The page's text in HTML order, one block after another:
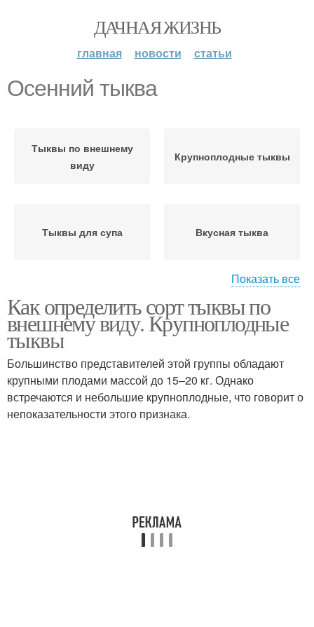
ДАЧНАЯ ЖИЗНЬ
главная новости статьи
Осенний тыква
Тыквы по внешнему
виду
Крупноплодные тыквы
Тыквы для супа Вкусная тыква
Мускатная тыква Крупноплодная тыква
Твердокорые тыквы Мускатные тыквы
Показать все
Как определить сорт тыквы по
внешнему виду. Крупноплодные
тыквы
Большинство представителей этой группы обладают
крупными плодами массой до 15–20 кг. Однако
встречаются и небольшие крупноплодные, что говорит о
непоказательности этого признака.